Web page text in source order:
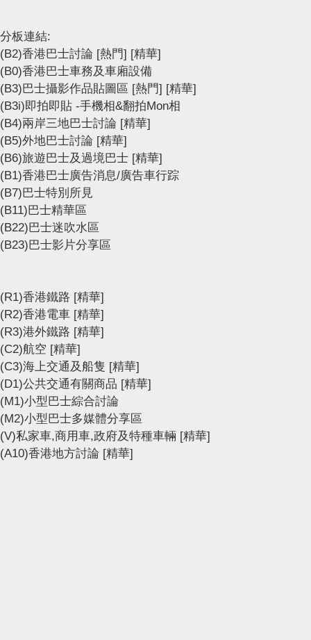
分板連結:
(B2)香港巴士討論 [熱門] [精華]
(B0)香港巴士車務及車廂設備
(B3)巴士攝影作品貼圖區 [熱門] [精華]
(B3i)即拍即貼 -手機相&翻拍Mon相
(B4)兩岸三地巴士討論 [精華]
(B5)外地巴士討論 [精華]
(B6)旅遊巴士及過境巴士 [精華]
(B1)香港巴士廣告消息/廣告車行踪
(B7)巴士特別所見
(B11)巴士精華區
(B22)巴士迷吹水區
(B23)巴士影片分享區
(R1)香港鐵路 [精華]
(R2)香港電車 [精華]
(R3)港外鐵路 [精華]
(C2)航空 [精華]
(C3)海上交通及船隻 [精華]
(D1)公共交通有關商品 [精華]
(M1)小型巴士綜合討論
(M2)小型巴士多媒體分享區
(V)私家車,商用車,政府及特種車輛 [精華]
(A10)香港地方討論 [精華]